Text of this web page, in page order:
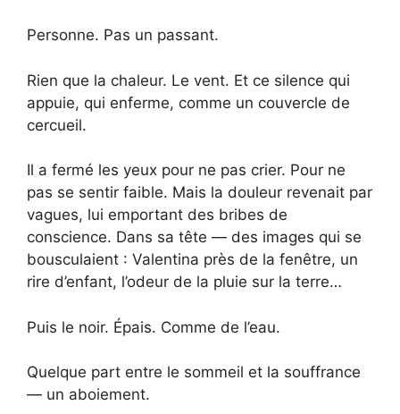
Personne. Pas un passant.
Rien que la chaleur. Le vent. Et ce silence qui
appuie, qui enferme, comme un couvercle de
cercueil.
Il a fermé les yeux pour ne pas crier. Pour ne
pas se sentir faible. Mais la douleur revenait par
vagues, lui emportant des bribes de
conscience. Dans sa tête — des images qui se
bousculaient : Valentina près de la fenêtre, un
rire d’enfant, l’odeur de la pluie sur la terre…
Puis le noir. Épais. Comme de l’eau.
Quelque part entre le sommeil et la souffrance
— un aboiement.